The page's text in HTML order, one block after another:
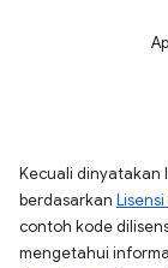
Kecuali dinyatakan
berdasarkan
contoh kode
mengetahui